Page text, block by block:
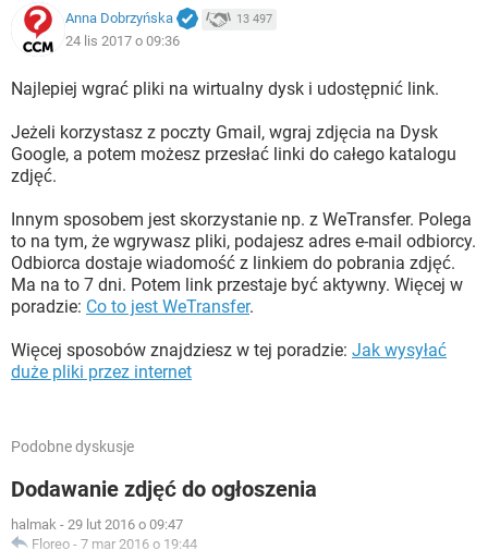
Anna Dobrzyńska 13 497
24 lis 2017 o 09:36
Najlepiej wgrać pliki na wirtualny dysk i udostępnić link.
Jeżeli korzystasz z poczty Gmail, wgraj zdjęcia na Dysk
Google, a potem możesz przesłać linki do całego katalogu
zdjęć.
Innym sposobem jest skorzystanie np. z WeTransfer. Polega
to na tym, że wgrywasz pliki, podajesz adres e-mail odbiorcy.
Odbiorca dostaje wiadomość z linkiem do pobrania zdjęć.
Ma na to 7 dni. Potem link przestaje być aktywny. Więcej w
poradzie: Co to jest WeTransfer.
Więcej sposobów znajdziesz w tej poradzie: Jak wysyłać
duże pliki przez internet
Podobne dyskusje
Dodawanie zdjęć do ogłoszenia
halmak - 29 lut 2016 o 09:47
Floreo - 7 mar 2016 o 19:44